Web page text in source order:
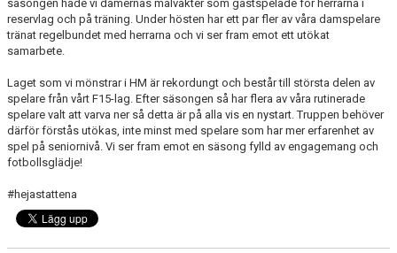
OM KLUBBEN
KALENDER
VÅRA LAG
SPONSORER
DOMARE, MATCHER.
AVGIFTER
säsongen hade vi damernas målvakter som gästspelade för herrarna i
reservlag och på träning. Under hösten har ett par fler av våra damspelare
tränat regelbundet med herrarna och vi ser fram emot ett utökat
samarbete.
Laget som vi mönstrar i HM är rekordungt och består till största delen av
spelare från vårt F15-lag. Efter säsongen så har flera av våra rutinerade
spelare valt att varva ner så detta är på alla vis en nystart. Truppen behöver
därför förstås utökas, inte minst med spelare som har mer erfarenhet av
spel på seniornivå. Vi ser fram emot en säsong fylld av engagemang och
fotbollsglädje!
#hejastattena